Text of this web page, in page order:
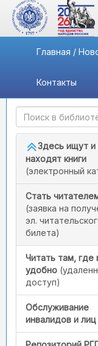
Главная /
Контакты
Быстрый доступ
Здесь ищут и
находят книги
(электронный
Стать
(заявка на
эл.
билета)
Читать там, где
удобно
доступ)
Обслуживание
инвалидов и